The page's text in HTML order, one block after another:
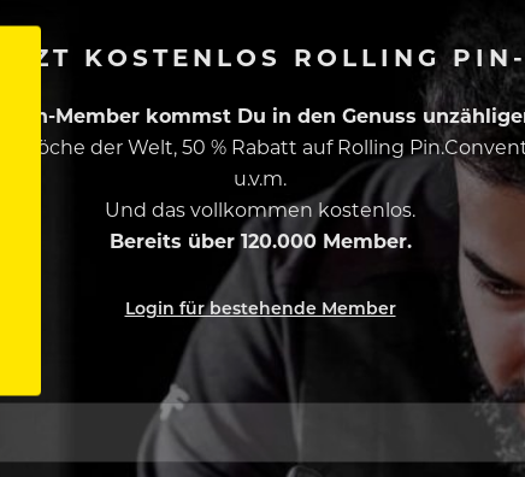
KOSTENLOS ROLLING
Pin-Member kommst Du in den Genuss
Köche der Welt, 50 % Rabatt auf Rolling
u.v.m.
Und das vollkommen kostenlos.
Bereits über 120.000 Member.
Login für bestehende Member